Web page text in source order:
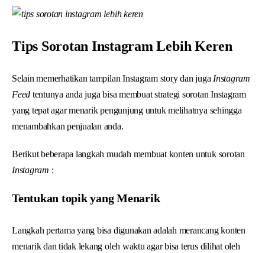
Tips Sorotan Instagram Lebih Keren
Selain memerhatikan tampilan Instagram story dan juga Instagram
Feed tentunya anda juga bisa membuat strategi sorotan Instagram
yang tepat agar menarik pengunjung untuk melihatnya sehingga
menambahkan penjualan anda.
Berikut beberapa langkah mudah membuat konten untuk sorotan
Instagram :
Tentukan topik yang Menarik
Langkah pertama yang bisa digunakan adalah merancang konten
menarik dan tidak lekang oleh waktu agar bisa terus dilihat oleh